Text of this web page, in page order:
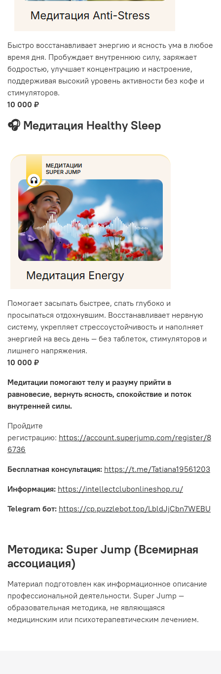
Быстро восстанавливает энергию и ясность ума в любое
время дня. Пробуждает внутреннюю силу, заряжает
бодростью, улучшает концентрацию и настроение,
поддерживая высокий уровень активности без кофе и
стимуляторов.
10 000 ₽
🎧 Медитация Healthy Sleep
Помогает засыпать быстрее, спать глубоко и
просыпаться отдохнувшим. Восстанавливает нервную
систему, укрепляет стрессоустойчивость и наполняет
энергией на весь день — без таблеток, стимуляторов и
лишнего напряжения.
10 000 ₽
Медитации помогают телу и разуму прийти в
равновесие, вернуть ясность, спокойствие и поток
внутренней силы.
Пройдите
регистрацию: https://account.superjump.com/register/8
6736
Бесплатная консультация: https://t.me/Tatiana19561203
Информация: https://intellectclubonlineshop.ru/
Telegram бот: https://cp.puzzlebot.top/LbldJjCbn7WEBU
Методика: Super Jump (Всемирная
ассоциация)
Материал подготовлен как информационное описание
профессиональной деятельности. Super Jump —
образовательная методика, не являющаяся
медицинским или психотерапевтическим лечением.